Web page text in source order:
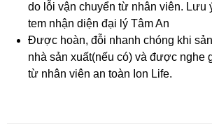
do lỗi vận chuyển từ nhân viên. Lưu
tem nhận diện đại lý Tâm An
Được hoàn, đỗi nhanh chóng khi
nhà sản xuất(nếu có) và được nghe
từ nhân viên an toàn Ion Life.